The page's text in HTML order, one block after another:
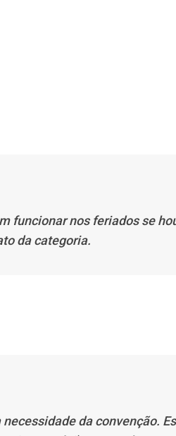
funcionar nos feriados se
da categoria.
da convenção.